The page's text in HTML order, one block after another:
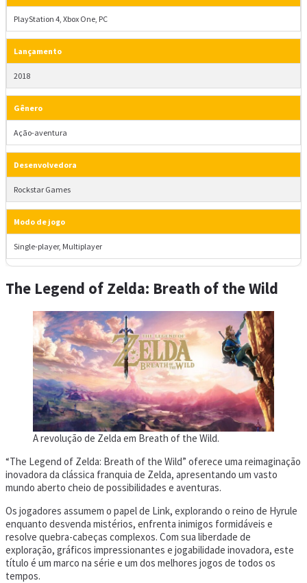
PlayStation 4, Xbox One, PC
Lançamento
2018
Gênero
Ação-aventura
Desenvolvedora
Rockstar Games
Modo de jogo
Single-player, Multiplayer
The Legend of Zelda: Breath of the Wild
A revolução de Zelda em Breath of the Wild.
“The Legend of Zelda: Breath of the Wild” oferece uma reimaginação
inovadora da clássica franquia de Zelda, apresentando um vasto
mundo aberto cheio de possibilidades e aventuras.
Os jogadores assumem o papel de Link, explorando o reino de Hyrule
enquanto desvenda mistérios, enfrenta inimigos formidáveis e
resolve quebra-cabeças complexos. Com sua liberdade de
exploração, gráficos impressionantes e jogabilidade inovadora, este
título é um marco na série e um dos melhores jogos de todos os
tempos.